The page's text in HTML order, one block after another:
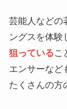
芸能人などの
ングスを体験
狙っているこ
エンサーなど
たくさんの方